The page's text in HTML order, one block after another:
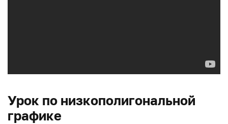
Урок по низкополигональной
графике